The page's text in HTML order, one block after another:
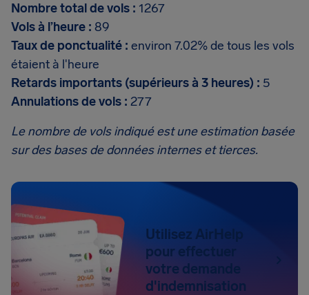
Nombre total de vols : 1267
Vols à l’heure : 89
Taux de ponctualité : environ 7.02% de tous les vols
étaient à l'heure
Retards importants (supérieurs à 3 heures) : 5
Annulations de vols : 277
Le nombre de vols indiqué est une estimation basée
sur des bases de données internes et tierces.
Utilisez AirHelp
pour effectuer
votre demande
d'indemnisation